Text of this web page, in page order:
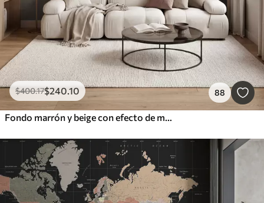
$400.17$240 .10 88